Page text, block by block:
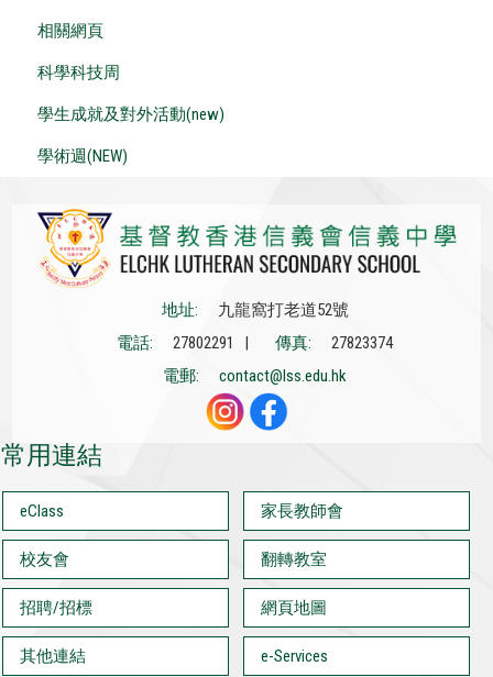
相關網頁
科學科技周
學生成就及對外活動(new)
學術週(NEW)
地址:
九龍窩打老道52號
電話:
27802291 | 傳真:
27823374
電郵:
contact@lss.edu.hk
常用連結
eClass 家長教師會
校友會 翻轉教室
招聘/招標 網頁地圖
其他連結 e-Services